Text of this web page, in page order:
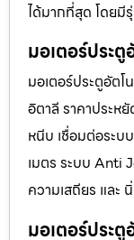
ได้มากที่สุด โดยมี
มอเตอร์ประ
มอเตอร์ประตูอัต
อิตาลี ราคาประห
หนีบ เชื่อมต่อระบ
เมตร ระบบ Anti
ความเสถียร และ
มอเตอร์ประ